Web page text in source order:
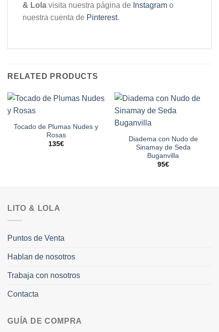
& Lola visita nuestra página de Instagram o
nuestra cuenta de Pinterest.
RELATED PRODUCTS
Tocado de Plumas Nudes y
Rosas
135€
Diadema con Nudo de
Sinamay de Seda
Buganvilla
95€
LITO & LOLA
Puntos de Venta
Hablan de nosotros
Trabaja con nosotros
Contacta
GUÍA DE COMPRA